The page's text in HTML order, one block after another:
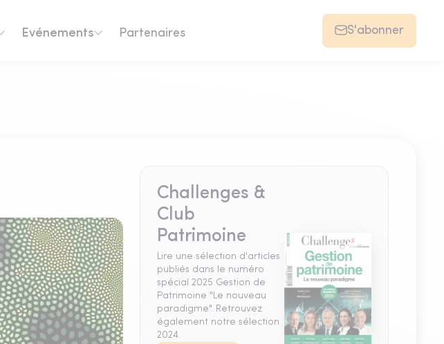
Evénements Partenaires S'abonner
Challenges &
Club
Patrimoine
Lire une sélection d'articles
publiés dans le numéro
spécial 2025 Gestion de
Patrimoine "Le nouveau
paradigme". Retrouvez
également notre sélection
2024.